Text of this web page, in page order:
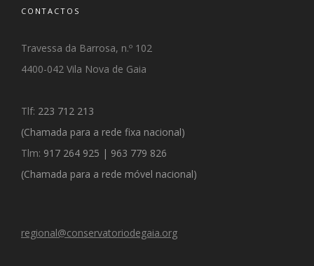
CONTACTOS
Travessa da Barrosa, n.º 102
4400-042 Vila Nova de Gaia
Tlf: 223 712 213
(Chamada para a rede fixa nacional)
Tlm: 917 264 925 | 963 779 826
(Chamada para a rede móvel nacional)
regional@conservatoriodegaia.org